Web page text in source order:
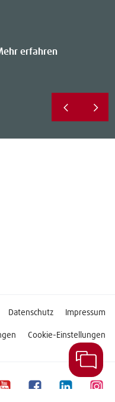
erfahren
Datenschutz Impressum
Cookie-Einstellungen